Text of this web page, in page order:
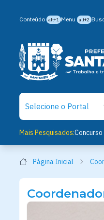
Conteúdo alt+1 Menu alt+2
Mais Pesquisados:
Página Inicial